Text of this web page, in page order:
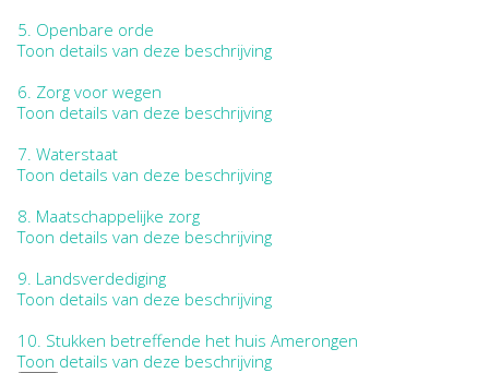
5. Openbare orde
Toon details van deze beschrijving
6. Zorg voor wegen
Toon details van deze beschrijving
7. Waterstaat
Toon details van deze beschrijving
8. Maatschappelijke zorg
Toon details van deze beschrijving
9. Landsverdediging
Toon details van deze beschrijving
10. Stukken betreffende het huis Amerongen
Toon details van deze beschrijving